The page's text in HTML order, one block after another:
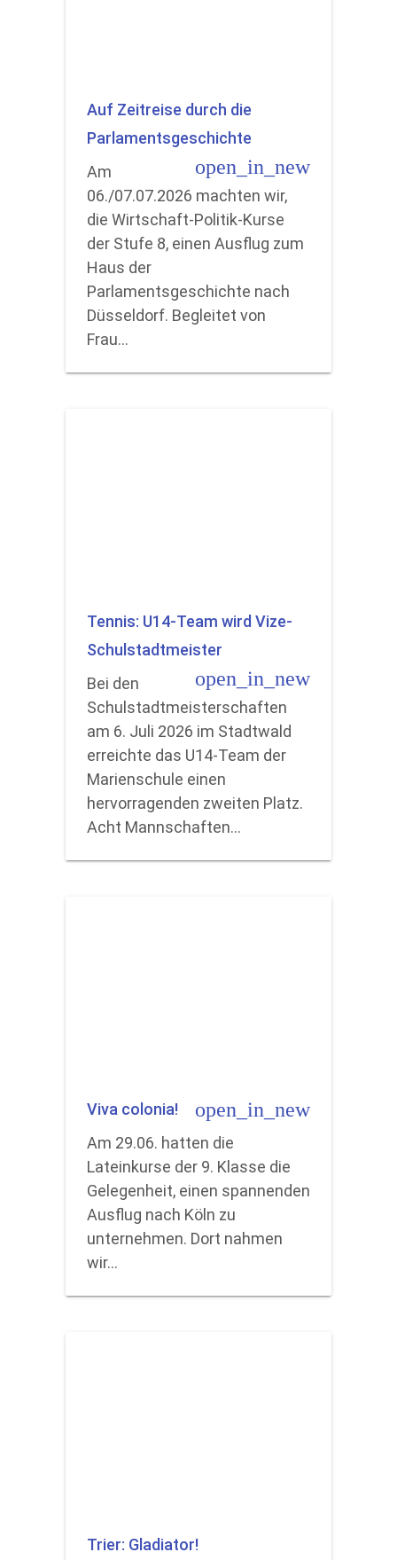
Auf Zeitreise durch die
Parlamentsgeschichte
open_in_new
Am
06./07.07.2026 machten wir,
die Wirtschaft-Politik-Kurse
der Stufe 8, einen Ausflug zum
Haus der
Parlamentsgeschichte nach
Düsseldorf. Begleitet von
Frau…
Tennis: U14-Team wird Vize-
Schulstadtmeister
open_in_new
Bei den
Schulstadtmeisterschaften
am 6. Juli 2026 im Stadtwald
erreichte das U14-Team der
Marienschule einen
hervorragenden zweiten Platz.
Acht Mannschaften…
Viva colonia! open_in_new
Am 29.06. hatten die
Lateinkurse der 9. Klasse die
Gelegenheit, einen spannenden
Ausflug nach Köln zu
unternehmen. Dort nahmen
wir…
Trier: Gladiator!